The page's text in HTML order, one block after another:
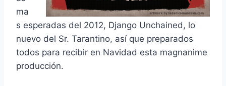
ma
s esperadas del 2012, Django Unchained, lo
nuevo del Sr. Tarantino, así que preparados
todos para recibir en Navidad esta magnanime
producción.